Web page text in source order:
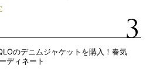
のデニムジャケットを購入！春気
ディネート